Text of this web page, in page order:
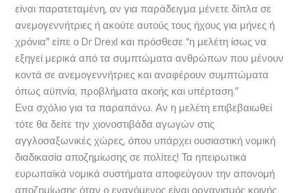
είναι παρατεταμένη, αν για παράδειγμα μένετε δίπλα σε
ανεμογεννήτριες ή ακούτε αυτούς τους ήχους για μήνες ή
χρόνια” είπε ο Dr Drexl και πρόσθεσε “η μελέτη ίσως να
εξηγεί μερικά από τα συμπτώματα ανθρώπων που μένουν
κοντά σε ανεμογεννήτριες και αναφέρουν συμπτώματα
όπως αϋπνία, προβλήματα ακοής και υπέρταση.”
Ενα σχόλιο για τα παραπάνω. Αν η μελέτη επιβεβαιωθεί
τότε θα δείτε την χιονοστιβάδα αγωγών στις
αγγλοσαξωνικές χώρες, όπου υπάρχει ουσιαστική νομική
διαδικασία αποζημίωσης σε πολίτες! Τα ηπειρωτικά
ευρωπαϊκά νομικά συστήματα αποφεύγουν την απονομή